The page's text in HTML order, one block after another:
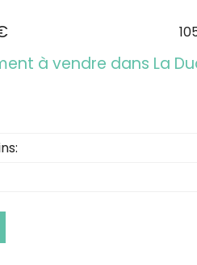
à vendre dans La